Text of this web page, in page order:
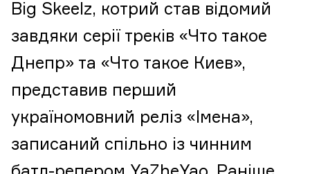
Big Skeelz, котрий став відомий
завдяки серії треків «Что такое
Днепр» та «Что такое Киев»,
представив перший
україномовний реліз «Імена»,
записаний спільно із чинним